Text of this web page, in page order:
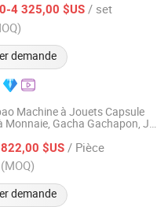
4 325,00 $US / set
demande
2025
Machine à Jouets Capsule
Monnaie, Gacha Gachapon, Jeu
pour Enfants
$US / Pièce
(MOQ)
demande
Development Co., Ltd.
Depuis 2025